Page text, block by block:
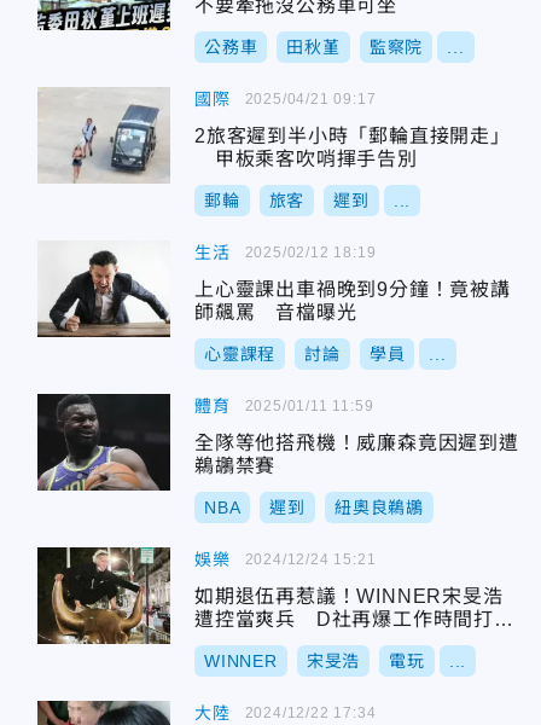
不要牽拖沒公務車可坐
公務車 田秋堇 監察院
國際
2旅客遲到半小時「郵輪直接開走」
甲板乘客吹哨揮手告別
郵輪 旅客 遲到
2025/04/21 09:17
生活
上心靈課出車禍晚到9分鐘！竟被講
師飆罵 音檔曝光
心靈課程 討論 學員
2025/02/12 18:19
體育
全隊等他搭飛機！威廉森竟因遲到遭
鵜鶘禁賽
NBA 遲到 紐奧良鵜鶘
2025/01/11 11:59
娛樂
如期退伍再惹議！WINNER宋旻浩
遭控當爽兵 D社再爆工作時間打電
玩
WINNER 宋旻浩 電玩
2024/12/24 15:21
大陸 2024/12/22 17:34